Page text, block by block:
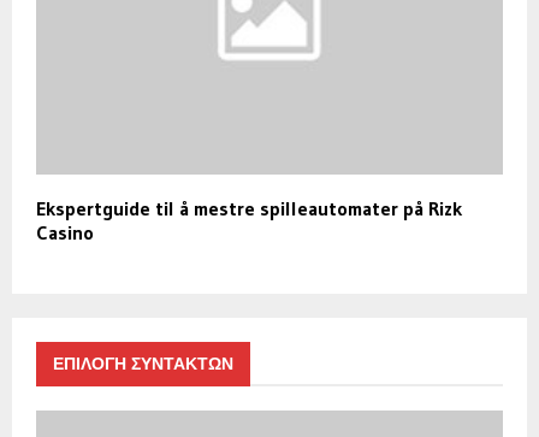
Ekspertguide til å mestre spilleautomater på Rizk
Casino
ΕΠΙΛΟΓΗ ΣΥΝΤΑΚΤΩΝ